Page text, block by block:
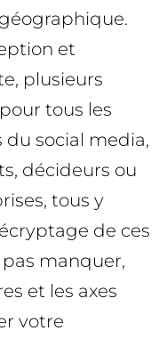
et
plusieurs
tous les
social media,
décideurs ou
tous y
de ces
manquer,
et les axes
votre